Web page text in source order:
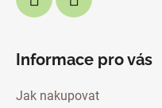
Informace pro vás
Jak nakupovat